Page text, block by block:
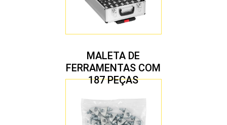
MALETA DE
FERRAMENTAS COM
187 PEÇAS